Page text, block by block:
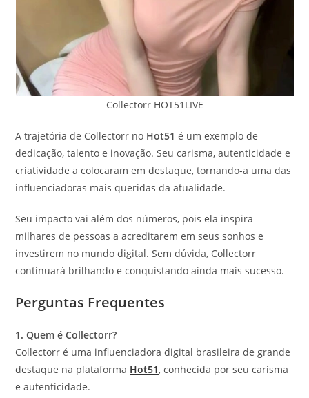
Collectorr HOT51LIVE
A trajetória de Collectorr no Hot51 é um exemplo de
dedicação, talento e inovação. Seu carisma, autenticidade e
criatividade a colocaram em destaque, tornando-a uma das
influenciadoras mais queridas da atualidade.
Seu impacto vai além dos números, pois ela inspira
milhares de pessoas a acreditarem em seus sonhos e
investirem no mundo digital. Sem dúvida, Collectorr
continuará brilhando e conquistando ainda mais sucesso.
Perguntas Frequentes
1. Quem é Collectorr?
Collectorr é uma influenciadora digital brasileira de grande
destaque na plataforma Hot51, conhecida por seu carisma
e autenticidade.